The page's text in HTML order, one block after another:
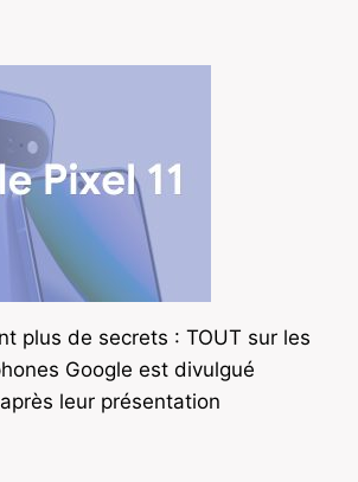
plus de secrets : TOUT sur les
Google est divulgué
leur présentation